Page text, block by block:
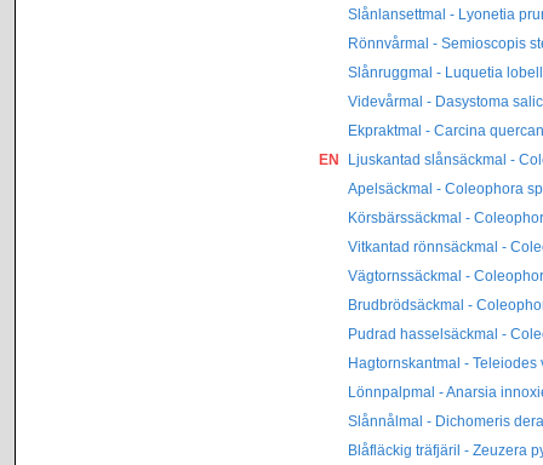
Slånlansettmal - Lyonetia
Rönnvårmal - Semioscopis
Slånruggmal - Luquetia
Videvårmal - Dasystoma
Ekpraktmal - Carcina
EN
Ljuskantad slånsäckmal -
Apelsäckmal - Coleophora
Körsbärssäckmal -
Vitkantad rönnsäckmal -
Vägtornssäckmal -
Brudbrödsäckmal -
Pudrad hasselsäckmal -
Hagtornskantmal - Teleiodes
Lönnpalpmal - Anarsia
Slånnålmal - Dichomeris
Blåfläckig träfjäril - Zeuzera